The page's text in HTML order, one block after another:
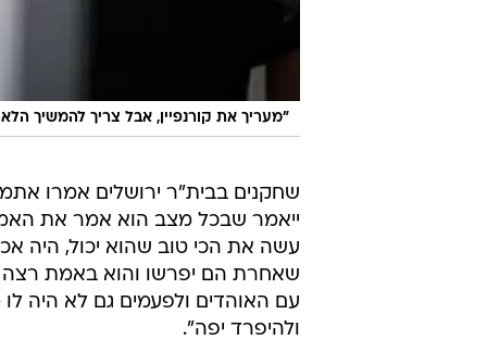
"מעריך את קורנפיין, אבל צריך להמשיך
שחקנים בבית"ר ירושלים אמרו
ייאמר שבכל מצב הוא אמר את
עשה את הכי טוב שהוא יכול, היה
שאחרת הם יפרשו והוא באמת רצה
עם האוהדים ולפעמים גם לא היה
ולהיפרד יפה".